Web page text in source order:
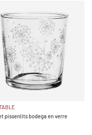
pissenlits bodega en verre